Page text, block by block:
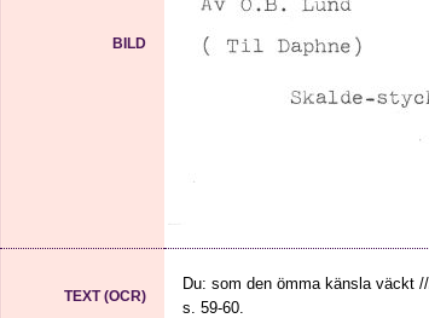
BILD
TEXT (OCR)
Du: som den ömma känsla väckt
s. 59-60.